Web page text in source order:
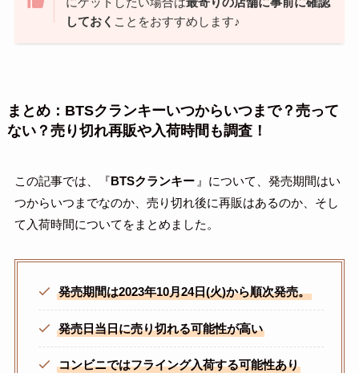
しておく ことをおすすめします♪
まとめ：BTSクランキーいつからいつまで？売って
ない？売り切れ再販や入荷時間も調査！
この記事では、『BTSクランキー 』について、発売期間はい
つからいつまでなのか、売り切れ後に再販はあるのか、そし
て入荷時間についてをまとめました。
発売期間は2023年10月24日(火)から順次発売。
発売日当日に売り切れる可能性が高い
コンビニではフライング入荷する可能性あり